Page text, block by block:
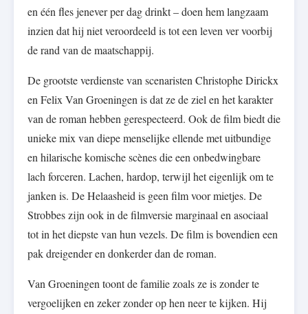
en één fles jenever per dag drinkt – doen hem langzaam
inzien dat hij niet veroordeeld is tot een leven ver voorbij
de rand van de maatschappij.
De grootste verdienste van scenaristen Christophe Dirickx
en Felix Van Groeningen is dat ze de ziel en het karakter
van de roman hebben gerespecteerd. Ook de film biedt die
unieke mix van diepe menselijke ellende met uitbundige
en hilarische komische scènes die een onbedwingbare
lach forceren. Lachen, hardop, terwijl het eigenlijk om te
janken is. De Helaasheid is geen film voor mietjes. De
Strobbes zijn ook in de filmversie marginaal en asociaal
tot in het diepste van hun vezels. De film is bovendien een
pak dreigender en donkerder dan de roman.
Van Groeningen toont de familie zoals ze is zonder te
vergoelijken en zeker zonder op hen neer te kijken. Hij